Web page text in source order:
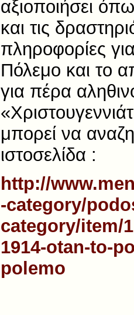
αξιοποιήσει
και τις
πληροφορίες
Πόλεμο και το
για πέρα
μπορεί να
ιστοσελίδα :
http://
-category/
category/item/
1914-otan-to-
polemo